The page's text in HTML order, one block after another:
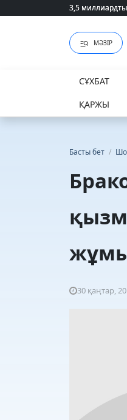
3,5
3,5
МӘЗІР
СҰХБАТ
ҚАРЖЫ
Басты бет /
30 қаңтар,